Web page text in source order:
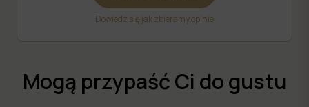
Dowiedz się jak zbieramy opinie
Mogą przypaść Ci do gustu